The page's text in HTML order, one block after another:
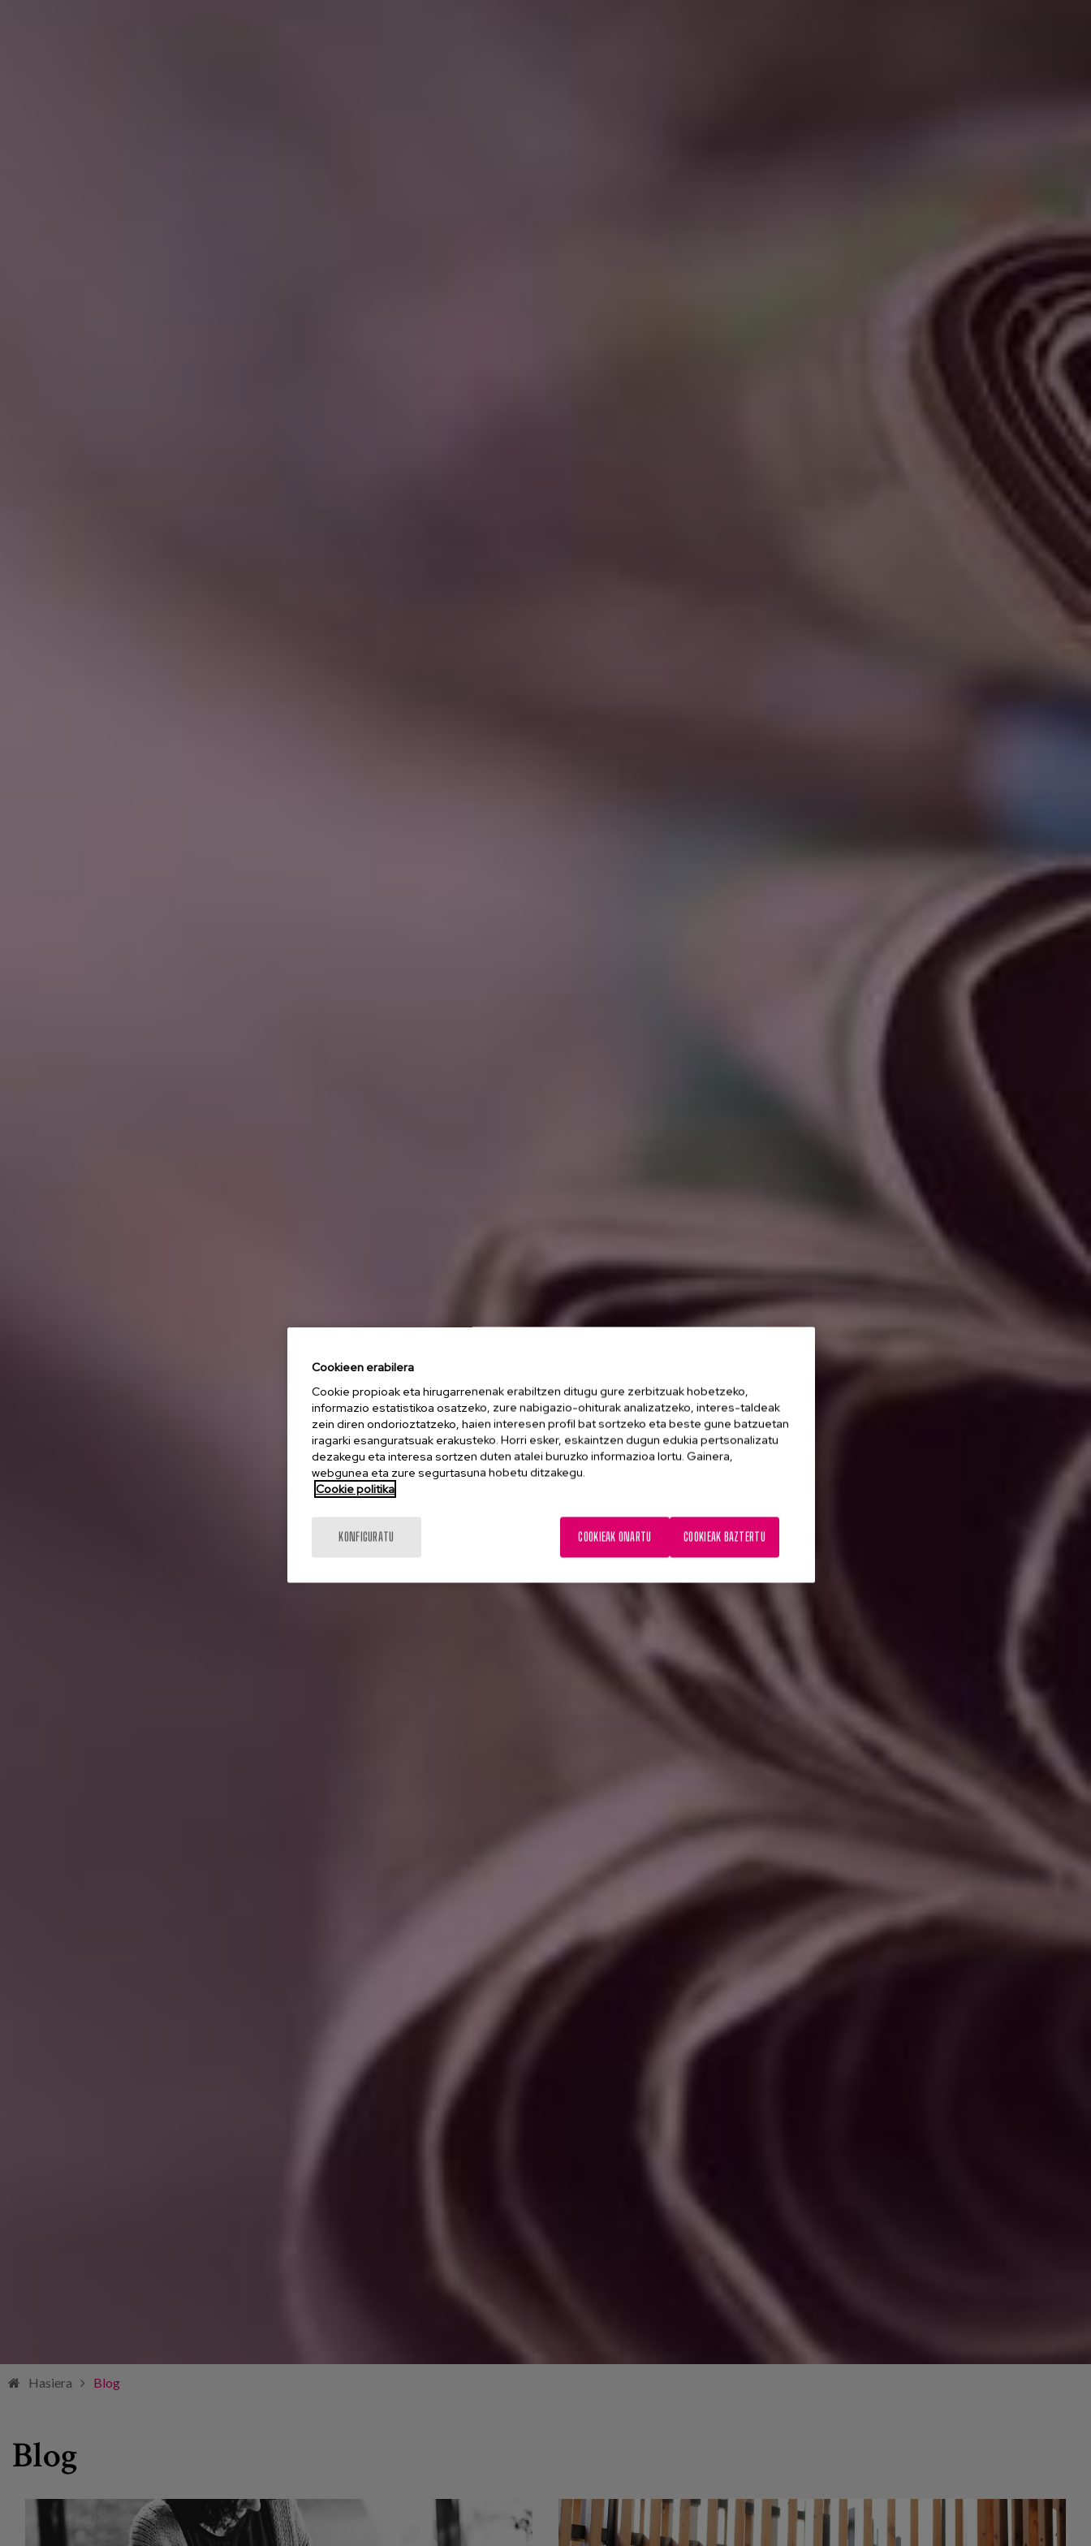
Hasiera Blog
Blog
Cookieen erabilera
Cookie propioak eta hirugarrenenak erabiltzen ditugu gure zerbitzuak hobetzeko,
informazio estatistikoa osatzeko, zure nabigazio-ohiturak analizatzeko, interes-taldeak
zein diren ondorioztatzeko, haien interesen profil bat sortzeko eta beste gune batzuetan
iragarki esanguratsuak erakusteko. Horri esker, eskaintzen dugun edukia pertsonalizatu
dezakegu eta interesa sortzen duten atalei buruzko informazioa lortu. Gainera,
webgunea eta zure segurtasuna hobetu ditzakegu.
Cookie politika
KONFIGURATU COOKIEAK BAZTERTU
COOKIEAK ONARTU